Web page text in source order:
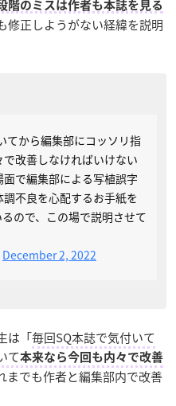
階のミスは作者も本誌を見る
修正しようがない経緯を説明
てから編集部にコッソリ指
改善しなければいけない
で編集部による写植誤字
不良を心配するお手紙を
ので、この場で説明させて
December 2, 2022
は「毎回SQ本誌で気付いて
て本来なら今回も内々で改善
までも作者と編集部内で改善